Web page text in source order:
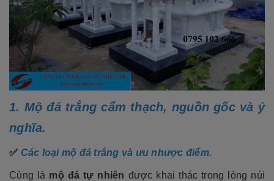
1. Mộ đá trắng cẩm thạch, nguồn gốc và ý
nghĩa.
✅ Các loại mộ đá trắng và ưu nhược điểm.
Cùng là mộ đá tự nhiên được khai thác trong lòng núi